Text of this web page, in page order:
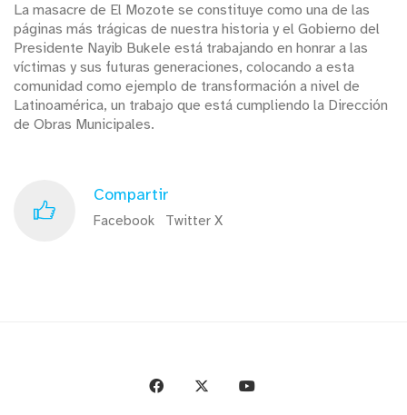
La masacre de El Mozote se constituye como una de las
páginas más trágicas de nuestra historia y el Gobierno del
Presidente Nayib Bukele está trabajando en honrar a las
víctimas y sus futuras generaciones, colocando a esta
comunidad como ejemplo de transformación a nivel de
Latinoamérica, un trabajo que está cumpliendo la Dirección
de Obras Municipales.
Compartir
Facebook Twitter X